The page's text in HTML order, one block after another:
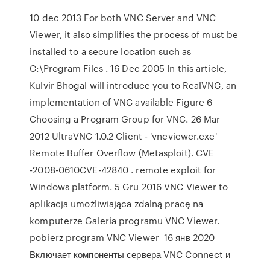
10 dec 2013 For both VNC Server and VNC
Viewer, it also simplifies the process of must be
installed to a secure location such as
C:\Program Files . 16 Dec 2005 In this article,
Kulvir Bhogal will introduce you to RealVNC, an
implementation of VNC available Figure 6
Choosing a Program Group for VNC. 26 Mar
2012 UltraVNC 1.0.2 Client - 'vncviewer.exe'
Remote Buffer Overflow (Metasploit). CVE
-2008-0610CVE-42840 . remote exploit for
Windows platform. 5 Gru 2016 VNC Viewer to
aplikacja umożliwiająca zdalną pracę na
komputerze Galeria programu VNC Viewer.
pobierz program VNC Viewer 16 янв 2020
Включает компоненты сервера VNC Connect и